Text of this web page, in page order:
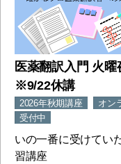
医薬翻訳入門 火曜
※9/22休講
2026年秋期講座 オン
受付中
いの一番に受けてい
習講座